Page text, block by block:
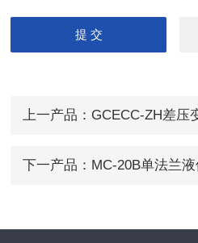
上一产品： GCECC-ZH差压
下一产品： MC-20B单法兰